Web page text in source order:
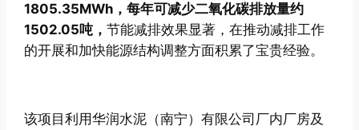
1805.35MWh，每年可减少二氧化碳排放量约
1502.05吨，节能减排效果显著，在推动减排工作
的开展和加快能源结构调整方面积累了宝贵经验。
该项目利用华润水泥（南宁）有限公司厂内厂房及